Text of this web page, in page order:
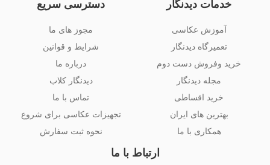
خدمات دیدنگار
آموزش عکاسی
تعمیرگاه دیدنگار
خرید وفروش دست دوم
مجله دیدنگار
خرید اقساطی
بهترین های ایران
همکاری با ما
دسترسی سریع
مجوز های ما
شرایط و قوانین
درباره ما
دیدنگار کلاب
تماس با ما
تجهیزات عکاسی برای شروع
نحوه ثبت سفارش
ارتباط با ما